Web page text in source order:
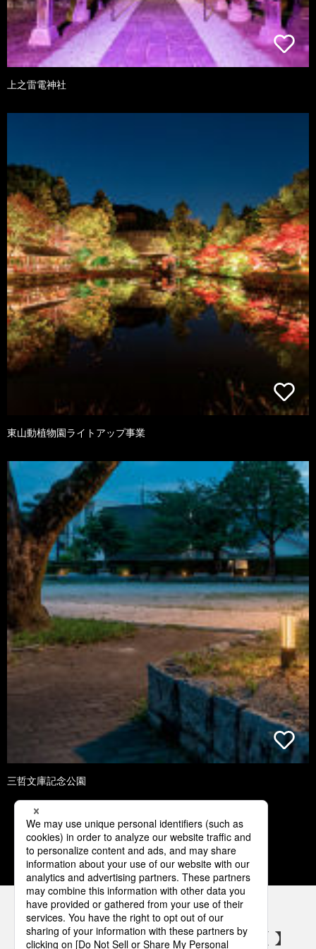
上之雷電神社
東山動植物園ライトアップ事業
三哲文庫記念公園
1 2 3 4 5
パナソニックの電気設備 SNSアカウント